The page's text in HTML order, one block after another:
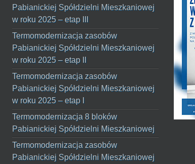
Pabianickiej Spółdzielni Mieszkaniowej
w roku 2025 – etap III
Termomodernizacja zasobów
Pabianickiej Spółdzielni Mieszkaniowej
w roku 2025 – etap II
Termomodernizacja zasobów
Pabianickiej Spółdzielni Mieszkaniowej
w roku 2025 – etap I
Termomodernizacja 8 bloków
Pabianickiej Spółdzielni Mieszkaniowej
Termomodernizacja zasobów
Pabianickiej Spółdzielni Mieszkaniowej